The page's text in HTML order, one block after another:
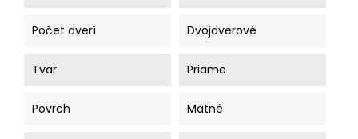
Počet dverí Dvojdverové
Tvar Priame
Povrch Matné